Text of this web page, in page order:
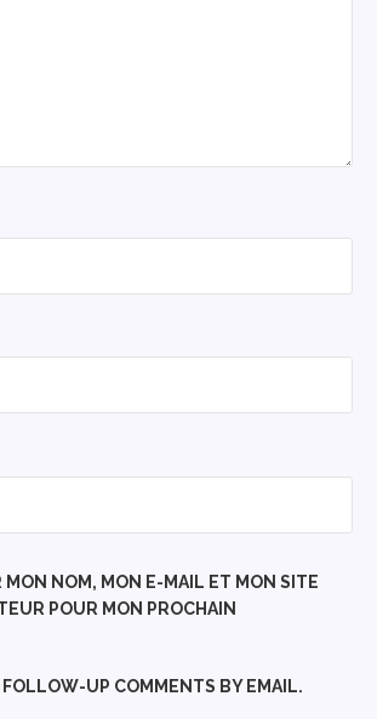
MON NOM, MON E-MAIL ET MON SITE
POUR MON PROCHAIN
FOLLOW-UP COMMENTS BY EMAIL.